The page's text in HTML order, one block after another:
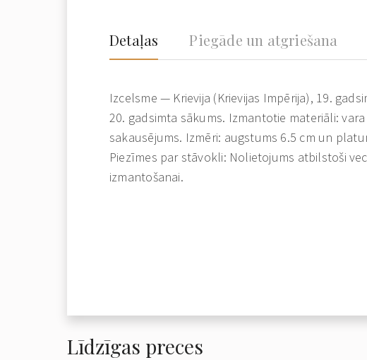
Detaļas Piegāde un atgriešana
Izcelsme — Krievija (Krievijas Impērija), 19.
20. gadsimta sākums. Izmantotie materiāli: vara
sakausējums. Izmēri: augstums 6.5 cm un
Piezīmes par stāvokli: Nolietojums atbilstoši
izmantošanai.
Līdzīgas preces